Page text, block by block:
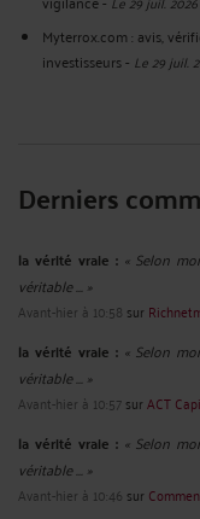
Myterrox.com : avis,
investisseurs- Le 29 juil.
Derniers
la vérité vraie : « Selon
véritable ... »
Avant-hier à 10:58 sur
la vérité vraie : « Selon
véritable ... »
Avant-hier à 10:57surACT
la vérité vraie : « Selon
véritable ... »
Avant-hier à 10:46 sur